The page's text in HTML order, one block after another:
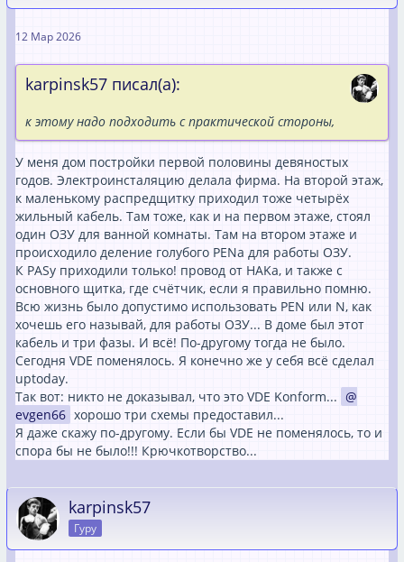
12 Мар 2026
karpinsk57 писал(а):
к этому надо подходить с практической стороны,
У меня дом постройки первой половины девяностых
годов. Электроинсталяцию делала фирма. На второй этаж,
к маленькому распредщитку приходил тоже четырёх
жильный кабель. Там тоже, как и на первом этаже, стоял
один ОЗУ для ванной комнаты. Там на втором этаже и
происходило деление голубого PENа для работы ОЗУ.
К PASу приходили только! провод от HAKа, и также с
основного щитка, где счётчик, если я правильно помню.
Всю жизнь было допустимо использовать PEN или N, как
хочешь его называй, для работы ОЗУ... В доме был этот
кабель и три фазы. И всё! По-другому тогда не было.
Сегодня VDE поменялось. Я конечно же у себя всё сделал
uptoday.
Так вот: никто не доказывал, что это VDE Konform...
evgen66 хорошо три схемы предоставил...
Я даже скажу по-другому. Если бы VDE не поменялось, то и
спора бы не было!!! Крючкотворство...
karpinsk57
Гуру